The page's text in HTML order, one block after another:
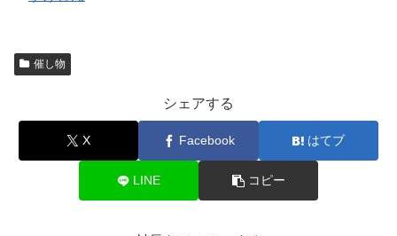
催し物
シェアする
X Facebook はてブ
LINE コピー